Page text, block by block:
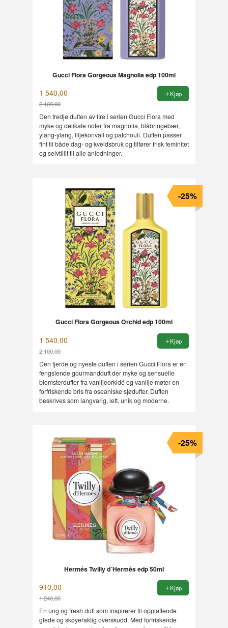
Gucci Flora Gorgeous Magnolia edp 100ml
1 540,00
2 100,00
Rabatt
Kjøp
Den tredje duften av fire i serien Gucci Flora med
myke og delikate noter fra magnolia, blåbringebær,
ylang-ylang, liljekonvall og patchouli. Duften passer
fint til både dag- og kveldsbruk og tilfører frisk feminitet
og selvtillit til alle anledninger.
Gucci Flora Gorgeous Orchid edp 100ml
1 540,00
2 100,00
Rabatt
-25%
Kjøp
Den fjerde og nyeste duften i serien Gucci Flora er en
fengslende gourmandduft der myke og sensuelle
blomsterdufter fra vaniljeorkidé og vanilje møter en
forfriskende bris fra oseaniske sjødufter. Duften
beskrives som langvarig, lett, unik og moderne.
Hermés Twilly d´Hermés edp 50ml
910,00
1 240,00
Rabatt
-25%
Kjøp
En ung og fresh duft som inspirerer til oppløftende
glede og skøyeraktig overskudd. Med forfriskende